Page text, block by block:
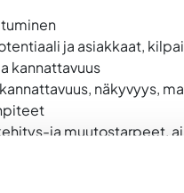
ja asiakkaat,
kannattavuus
näkyvyys,
ja muutostarpeet,
osallistujalle maksuton